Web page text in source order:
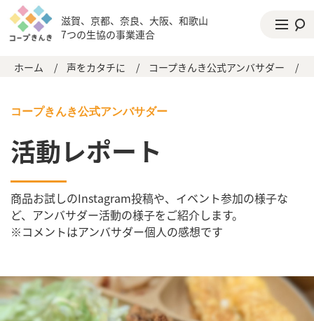
滋賀、京都、奈良、大阪、和歌山
7つの生協の事業連合
ホーム / 声をカタチに / コープきんき公式アンバサダー /
コープきんき公式アンバサダー
活動レポート
商品お試しのInstagram投稿や、イベント参加の様子な
ど、アンバサダー活動の様子をご紹介します。
※コメントはアンバサダー個人の感想です